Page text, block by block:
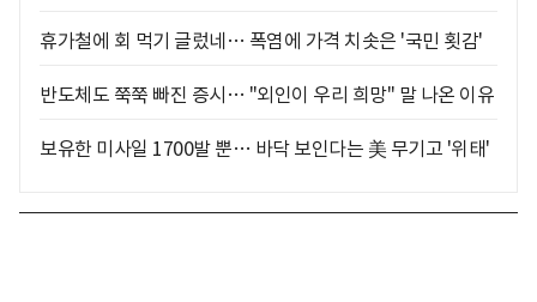
휴가철에 회 먹기 글렀네… 폭염에 가격 치솟은 '국민 횟감'
반도체도 쭉쭉 빠진 증시… "외인이 우리 희망" 말 나온 이유
보유한 미사일 1700발 뿐… 바닥 보인다는 美 무기고 '위태'